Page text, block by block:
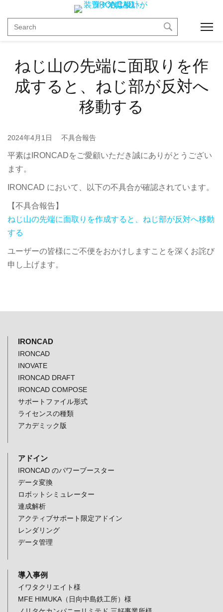
ねじ山の先端に面取りを作
成すると、ねじ部が反対へ
移動する
2024年4月1日 不具合報告
平素はIRONCADをご愛顧いただき誠にありがとうござい
ます。
IRONCAD において、以下の不具合が確認されています。
【不具合報告】
ねじ山の先端に面取りを作成すると、ねじ部が反対へ移動
する
ユーザーの皆様にご不便をおかけしますことを深くお詫び
申し上げます。
IRONCAD
IRONCAD
INOVATE
IRONCAD DRAFT
IRONCAD COMPOSE
サポートファイル形式
ライセンスの種類
アカデミック版
アドイン
IRONCAD のパワーブースター
データ変換
ロボットシミュレーター
連成解析
アクティブサポート限定アドイン
レンダリング
データ管理
導入事例
イワタクリエイト様
MFE HIMUKA（日向中島鉄工所）様